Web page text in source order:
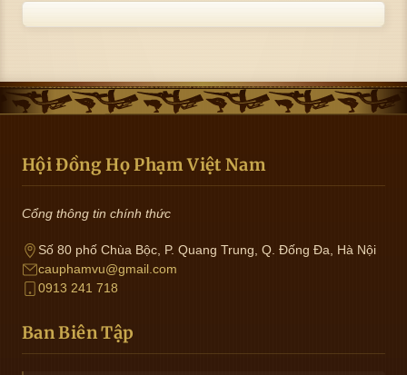
Hội Đồng Họ Phạm Việt Nam
Cổng thông tin chính thức
Số 80 phố Chùa Bộc, P. Quang Trung, Q. Đống Đa, Hà Nội
cauphamvu@gmail.com
0913 241 718
Ban Biên Tập